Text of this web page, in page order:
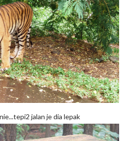
jalan je dia lepak